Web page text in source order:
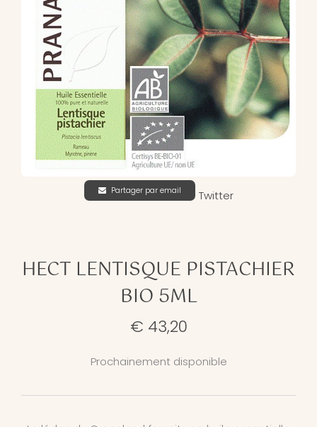
Partager par email Twitter
HECT LENTISQUE PISTACHIER
BIO 5ML
€ 43,20
Prochainement disponible